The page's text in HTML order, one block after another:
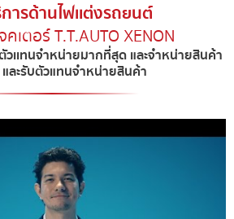
ารด้านไฟเเต่งรถยนต์
คเตอร์ T.T.AUTO XENON​
วเเทนจำหน่ายมากที่สุด และจำหน่ายสินค้า
ละรับตัวแทนจำหน่ายสินค้า